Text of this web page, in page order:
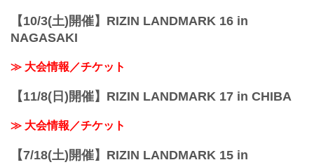
【10/3(土)開催】RIZIN LANDMARK 16 in
NAGASAKI
≫ 大会情報／チケット
【11/8(日)開催】RIZIN LANDMARK 17 in CHIBA
≫ 大会情報／チケット
【7/18(土)開催】RIZIN LANDMARK 15 in